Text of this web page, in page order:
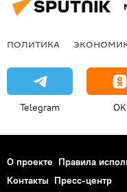
ПОЛИТИКА
Telegram OK
О проекте Правила
Контакты Пресс-центр